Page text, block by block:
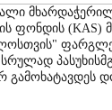
ფონდის (KAS)
გამოხატავდეს